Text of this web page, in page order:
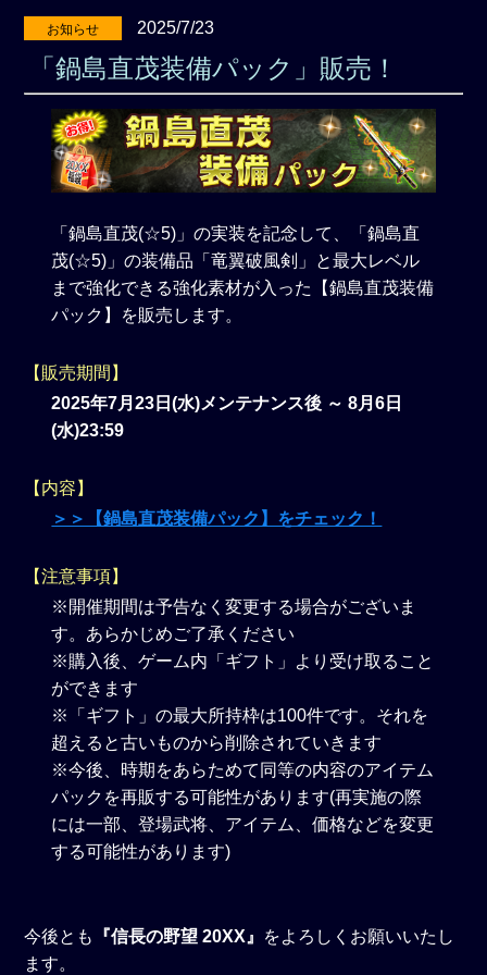
お知らせ 2025/7/23
「鍋島直茂装備パック」販売！
「鍋島直茂(☆5)」の実装を記念して、「鍋島直
茂(☆5)」の装備品「竜翼破風剣」と最大レベル
まで強化できる強化素材が入った【鍋島直茂装備
パック】を販売します。
【販売期間】
2025年7月23日(水)メンテナンス後 ～ 8月6日
(水)23:59
【内容】
＞＞【鍋島直茂装備パック】をチェック！
【注意事項】
※開催期間は予告なく変更する場合がございま
す。あらかじめご了承ください
※購入後、ゲーム内「ギフト」より受け取ること
ができます
※「ギフト」の最大所持枠は100件です。それを
超えると古いものから削除されていきます
※今後、時期をあらためて同等の内容のアイテム
パックを再販する可能性があります(再実施の際
には一部、登場武将、アイテム、価格などを変更
する可能性があります)
今後とも 『信長の野望 20XX』 をよろしくお願いいたし
ます。